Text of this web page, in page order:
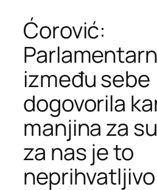
Ćorović:
između sebe
dogovorila
manjina za
za nas je to
neprihvatljivo